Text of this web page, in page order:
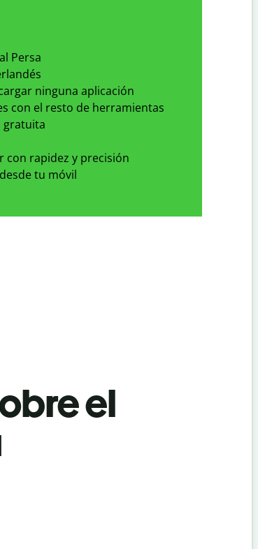
Persa
ninguna aplicación
con el resto de herramientas
gratuita
con rapidez y precisión
tu móvil
el